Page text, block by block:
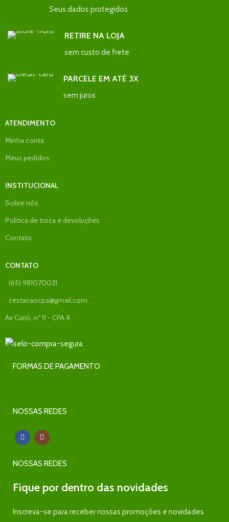
Seus dados protegidos
RETIRE NA LOJA
sem custo de frete
PARCELE EM ATÉ 3X
sem juros
ATENDIMENTO
Minha conta
Meus pedidos
INSTITUCIONAL
Sobre nós
Política de troca e devoluções
Contato
CONTATO
(65) 981070031
cestacaocpa@gmail.com
Av Curió, nº 11 - CPA 4
FORMAS DE PAGAMENTO
NOSSAS REDES
NOSSAS REDES
Fique por dentro das novidades
Inscreva-se para receber nossas promoções e novidades